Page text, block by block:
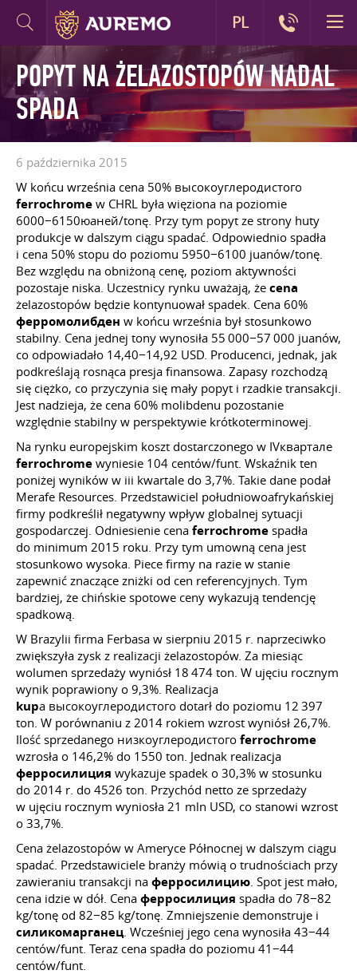
POPYT NA ŻELAZOSTOPÓW NADAL
SPADA
6 października 2015
W końcu września cena 50% высокоуглеродистого
ferrochrome w CHRL była więziona na poziomie
6000−6150юаней/tonę. Przy tym popyt ze strony huty
produkcje w dalszym ciągu spadać. Odpowiednio spadła
i cena 50% stopu do poziomu 5950−6100 juanów/tonę.
Bez względu na obniżoną cenę, poziom aktywności
pozostaje niska. Uczestnicy rynku uważają, że cena
żelazostopów będzie kontynuował spadek. Cena 60%
ферромолибден w końcu września był stosunkowo
stabilny. Cena jednej tony wynosiła 55 000−57 000 juanów,
co odpowiadało 14,40−14,92 USD. Producenci, jednak, jak
podkreślają rosnąca presja finansowa. Zapasy rozchodzą
się ciężko, co przyczynia się mały popyt i rzadkie transakcji.
Jest nadzieja, że cena 60% molibdenu pozostanie
względnie stabilny w perspektywie krótkoterminowej.
Na rynku europejskim koszt dostarczonego w IVквартале
ferrochrome wyniesie 104 centów/funt. Wskaźnik ten
poniżej wyników w iii kwartale do 3,7%. Takie dane podał
Merafe Resources. Przedstawiciel południowoafrykańskiej
firmy podkreślił negatywny wpływ globalnej sytuacji
gospodarczej. Odniesienie cena ferrochrome spadła
do minimum 2015 roku. Przy tym umowną cena jest
stosunkowo wysoka. Piece firmy na razie w stanie
zapewnić znaczące zniżki od cen referencyjnych. Tym
bardziej, że chińskie spotowe ceny wykazują tendencję
spadkową.
W Brazylii firma Ferbasa w sierpniu 2015 r. naprzeciwko
zwiększyła zysk z realizacji żelazostopów. Za miesiąc
wolumen sprzedaży wyniósł 18 474 ton. W ujęciu rocznym
wynik poprawiony o 9,3%. Realizacja
kupa высокоуглеродистого dotarł do poziomu 12 397
ton. W porównaniu z 2014 rokiem wzrost wyniósł 26,7%.
Ilość sprzedanego низкоуглеродистого ferrochrome
wzrosła o 146,2% do 1550 ton. Jednak realizacja
ферросилиция wykazuje spadek o 30,3% w stosunku
do 2014 r. do 4526 ton. Przychód netto ze sprzedaży
w ujęciu rocznym wyniosła 21 mln USD, co stanowi wzrost
o 33,7%.
Cena żelazostopów w Ameryce Północnej w dalszym ciągu
spadać. Przedstawiciele branży mówią o trudnościach przy
zawieraniu transakcji na ферросилицию. Spot jest mało,
cena idzie w dół. Cena ферросилиция spadła do 78−82
kg/tonę od 82−85 kg/tonę. Zmniejszenie demonstruje i
силикомарганец. Wcześniej jego cena wynosiła 43−44
centów/funt. Teraz cena spadła do poziomu 41−44
centów/funt.
PL